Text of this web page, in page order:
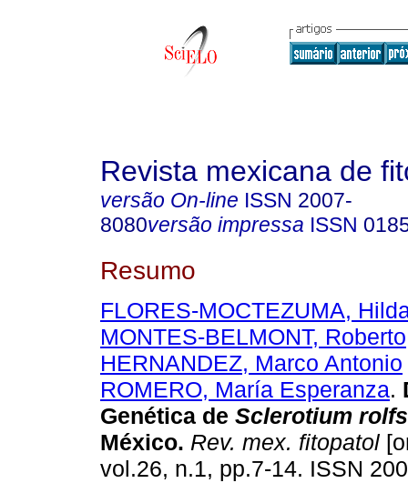
Revista mexicana de
versão On-line ISSN 2007-
8080versão impressa ISSN
Resumo
FLORES-MOCTEZUMA,
MONTES-BELMONT, Roberto
HERNANDEZ, Marco Antonio
ROMERO, María Esperanza.
Genética de Sclerotium
México. Rev. mex. fitopatol
vol.26, n.1, pp.7-14. ISSN